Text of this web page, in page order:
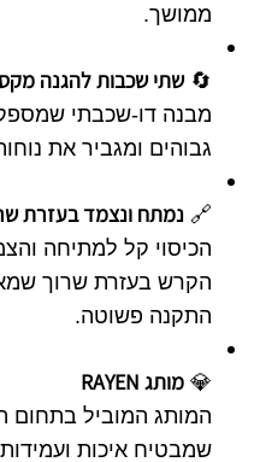
ממושך.
🔄שתי שכבות להגנה
מבנה דו-שכבתי שמספק
גבוהים ומגביר את
🔗 נמתח ונצמד בעזרת
הכיסוי קל למתיחה
הקרש בעזרת שרוך
התקנה פשוטה.
💎 מותג RAYEN
המותג המוביל בתחום
שמבטיח איכות